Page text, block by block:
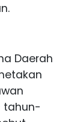
Daerah
tahun-